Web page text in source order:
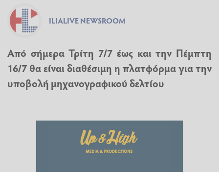
ILIALIVE NEWSROOM
Από σήμερα Τρίτη 7/7 έως και την Πέμπτη
16/7 θα είναι διαθέσιμη η πλατφόρμα για την
υποβολή μηχανογραφικού δελτίου